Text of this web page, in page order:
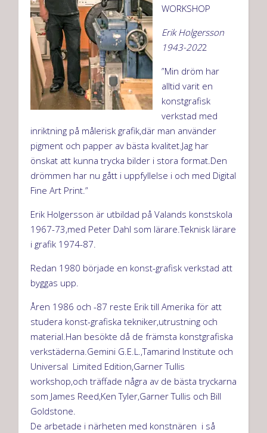
WORKSHOP
Erik Holgersson
1943-2022
”Min dröm har
alltid varit en
konstgrafisk
verkstad med
inriktning på målerisk grafik,där man använder
pigment och papper av bästa kvalitet.Jag har
önskat att kunna trycka bilder i stora format.Den
drömmen har nu gått i uppfyllelse i och med Digital
Fine Art Print.”
Erik Holgersson är utbildad på Valands konstskola
1967-73,med Peter Dahl som lärare.Teknisk lärare
i grafik 1974-87.
Redan 1980 började en konst-grafisk verkstad att
byggas upp.
Åren 1986 och -87 reste Erik till Amerika för att
studera konst-grafiska tekniker,utrustning och
material.Han besökte då de främsta konstgrafiska
verkstäderna.Gemini G.E.L.,Tamarind Institute och
Universal Limited Edition,Garner Tullis
workshop,och träffade några av de bästa tryckarna
som James Reed,Ken Tyler,Garner Tullis och Bill
Goldstone.
De arbetade i närheten med konstnären i så